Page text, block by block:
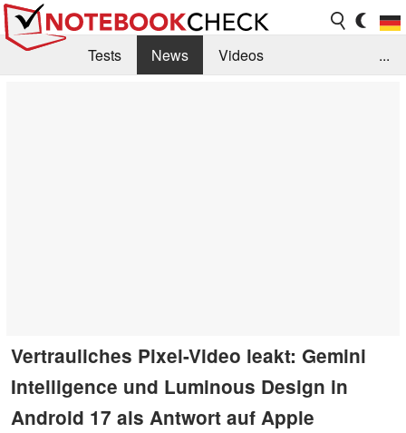
Tests News
Videos
...
Vertrauliches Pixel-Video leakt: Gemini
Intelligence und Luminous Design in
Android 17 als Antwort auf Apple